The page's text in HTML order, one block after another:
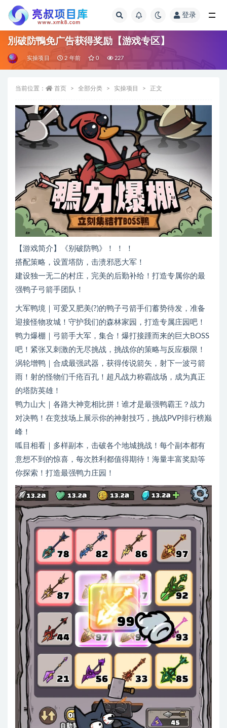
登录
別破防鴨免广告获得奖励【游戏专区】
实操项目 2 年前 0 227
当前位置： 首页 全部分类 实操项目 正文
【游戏简介】《别破防鸭》！ ！ ！
搭配策略，设置塔防，击溃邪恶大军！
建设独一无二的村庄，完美的后勤补给！打造专属你的最
强鸭子弓箭手团队！
大军鸭境｜可爱又肥美(?)的鸭子弓箭手们蓄势待发，准备
迎接怪物攻城！守护我们的森林家园，打造专属庄园吧！
鸭力爆棚｜弓箭手大军，集合！爆打接踵而来的巨大BOSS
吧！紧张又刺激的无尽挑战，挑战你的策略与反应极限！
涡轮增鸭｜合成最强武器，获得传说箭矢，射下一波弓箭
雨！射的怪物们千疮百孔！超凡战力称霸战场，成为真正
的塔防英雄！
鸭力山大｜各路大神竞相比拼！谁才是最强鸭霸王？战力
对决鸭！在竞技场上展示你的神射技巧，挑战PVP排行榜巅
峰！
呱目相看｜多样副本，击破各个地城挑战！每个副本都有
意想不到的惊喜，每次胜利都值得期待！海量丰富奖励等
你探索！打造最强鸭力庄园！